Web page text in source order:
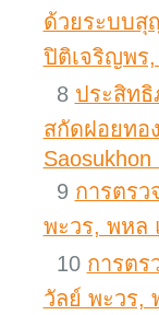
ด้วยระบบสุ
ปิติเจริญพร
8 ประสิท
สกัดฝอยทอ
9 การตร
พะวร, พหล
10 การตร
วัลย์ พะวร,